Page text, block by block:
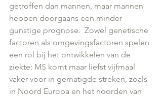
getroffen dan mannen, maar mannen
hebben doorgaans een minder
gunstige prognose.  Zowel genetische
factoren als omgevingsfactoren spelen
een rol bij het ontwikkelen van de
ziekte: MS komt maar liefst vijfmaal
vaker voor in gematigde streken, zoals
in Noord Europa en het noorden van